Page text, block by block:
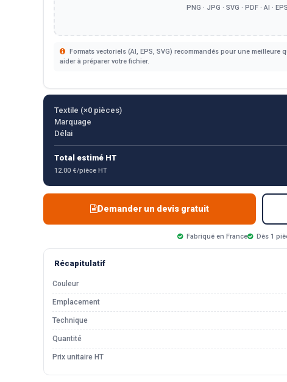
PNG · JPG · SVG · PDF · AI ·
Formats vectoriels (AI, EPS, SVG) recommandés pour une
aider à préparer votre fichier.
Textile (×0pièces)
Marquage
Délai
Total estimé HT
12.00 €/pièce HT
Demander un devis gratuit
Fabriqué en France Dès 1
Récapitulatif
Couleur
Emplacement
Technique
Quantité
Prix unitaire HT